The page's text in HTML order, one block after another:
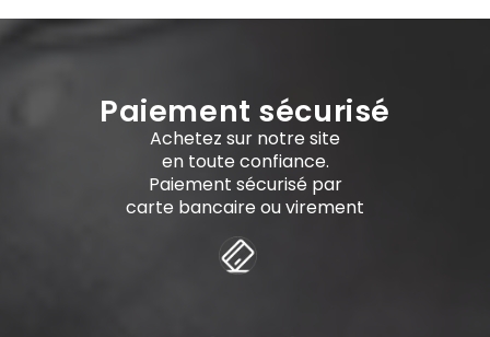
Paiement sécurisé
Achetez sur notre site
en toute confiance.
Paiement sécurisé par
carte bancaire ou virement